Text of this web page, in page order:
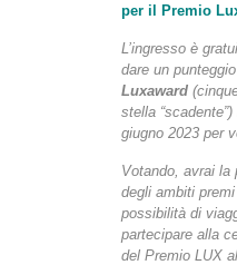
per il Premio
L’ingresso è
dare un
Luxaward
stella
giugno 2023 per
Votando, avrai la
degli ambiti
possibilità di
partecipare alla
del Premio LUX